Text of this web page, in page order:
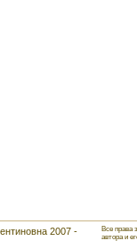
2007 -
Все права
автора и